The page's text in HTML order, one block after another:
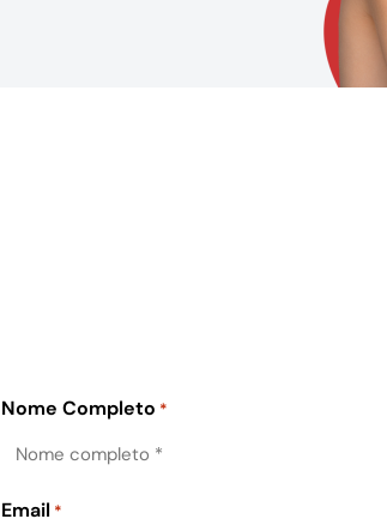
Nome Completo *
Email *